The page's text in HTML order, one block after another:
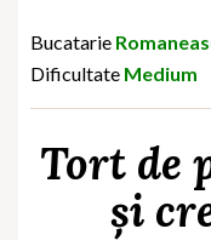
Bucatarie
Dificultate Medium
Tort de
și